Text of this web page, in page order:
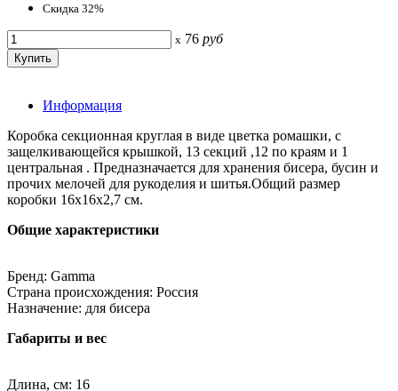
Скидка 32%
x 76 руб
Информация
Коробка секционная круглая в виде цветка ромашки, с
защелкивающейся крышкой, 13 секций ,12 по краям и 1
центральная . Предназначается для хранения бисера, бусин и
прочих мелочей для рукоделия и шитья.Общий размер
коробки 16х16х2,7 см.
Общие характеристики
Бренд: Gamma
Страна происхождения: Россия
Назначение: для бисера
Габариты и вес
Длина, см: 16